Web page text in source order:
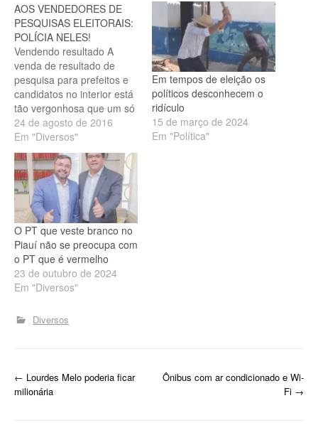
AOS VENDEDORES DE
PESQUISAS ELEITORAIS:
POLÍCIA NELES!
Vendendo resultado A
venda de resultado de
pesquisa para prefeitos e
candidatos no interior está
tão vergonhosa que um só
sujeito é estatístico de
vários institutos. Robert
Rios denunciou, por
exemplo, que tem um
velho e conhecido
estatístico que, além do
instituto dele, assina ainda
por mais dois institutos.
Quer…
24 de agosto de 2016
Em "Diversos"
Em tempos de eleição os
políticos desconhecem o
ridículo
15 de março de 2024
Em "Política"
O PT que veste branco no
Piauí não se preocupa com
o PT que é vermelho
23 de outubro de 2024
Em "Diversos"
Diversos
P
← Lourdes Melo poderia ficar
milionária
Ônibus com ar condicionado e Wi-
Fi →